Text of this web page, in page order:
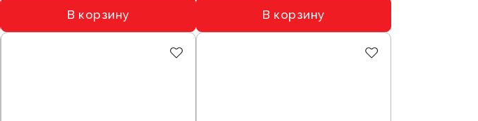
В корзину В корзину